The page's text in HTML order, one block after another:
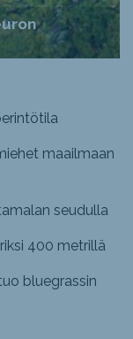
maailmaan
seudulla
400 metrillä
bluegrassin